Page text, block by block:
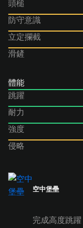
頭槌
防守意識
立定攔截
滑鏟
體能
跳躍
耐力
強度
侵略
空中堡壘
完成高度跳